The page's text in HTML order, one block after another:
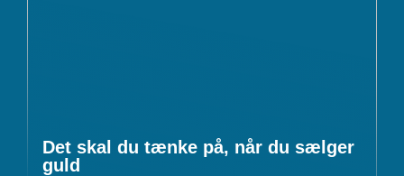
Det skal du tænke på, når du sælger
guld